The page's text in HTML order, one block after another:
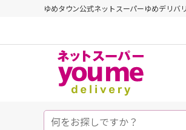
ゆめタウン公式ネットスーパーゆめデリバ